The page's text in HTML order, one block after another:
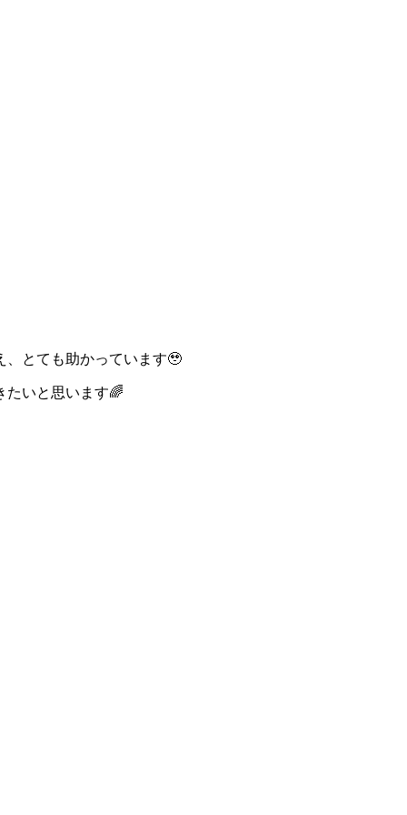
、とても助かっています🥹
たいと思います🌈